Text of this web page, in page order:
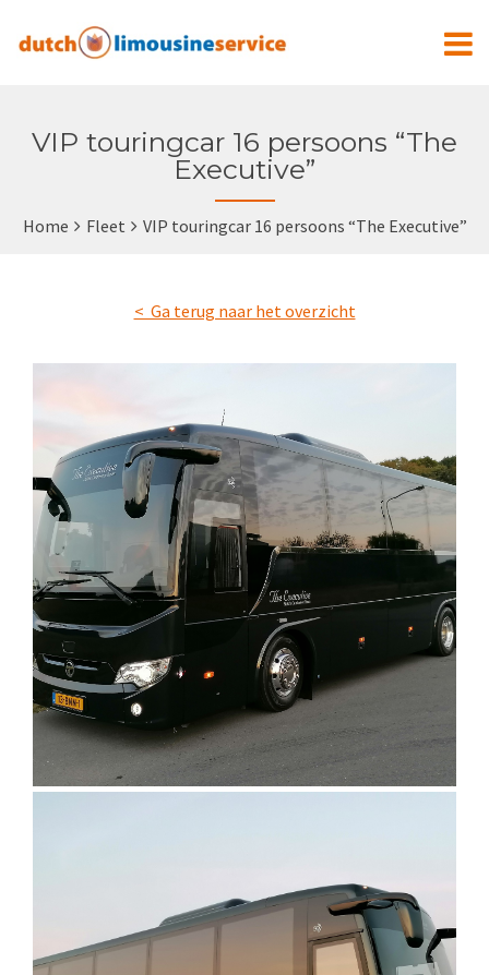
VIP touringcar 16 persoons “The
Executive”
Home Fleet VIP touringcar 16 persoons “The Executive”
< Ga terug naar het overzicht